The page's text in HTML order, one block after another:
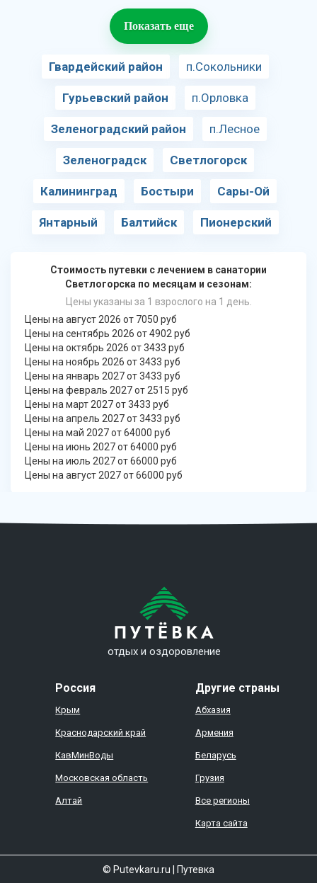
Показать еще
Гвардейский район п.Сокольники
Гурьевский район п.Орловка
Зеленоградский район п.Лесное
Зеленоградск Светлогорск
Калининград Бостыри Сары-Ой
Янтарный Балтийск Пионерский
Стоимость путевки с лечением в санатории
Светлогорска по месяцам и сезонам:
Цены указаны за 1 взрослого на 1 день.
Цены на август 2026 от 7050 руб
Цены на сентябрь 2026 от 4902 руб
Цены на октябрь 2026 от 3433 руб
Цены на ноябрь 2026 от 3433 руб
Цены на январь 2027 от 3433 руб
Цены на февраль 2027 от 2515 руб
Цены на март 2027 от 3433 руб
Цены на апрель 2027 от 3433 руб
Цены на май 2027 от 64000 руб
Цены на июнь 2027 от 64000 руб
Цены на июль 2027 от 66000 руб
Цены на август 2027 от 66000 руб
отдых и оздоровление
Россия
Крым
Краснодарский край
КавМинВоды
Московская область
Алтай
Другие страны
Абхазия
Армения
Беларусь
Грузия
Все регионы
Карта сайта
© Putevkaru.ru Путевка